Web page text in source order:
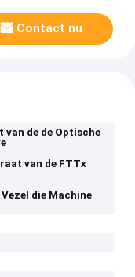
Contact nu
van de de Optische
van de FTTx
die Machine